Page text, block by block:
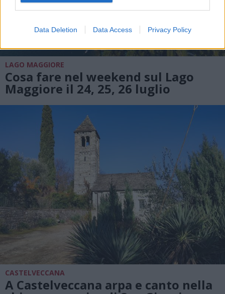
Data Deletion Data Access Privacy Policy
LAGO MAGGIORE
Cosa fare nel weekend sul Lago
Maggiore il 24, 25, 26 luglio
CASTELVECCANA
A Castelveccana arpa e canto nella